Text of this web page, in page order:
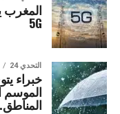
المغرب
5G
التحدي 24
خبراء
الموسم